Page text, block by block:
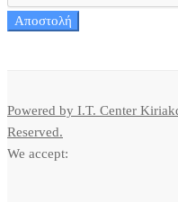
Αποστολή
Powered by I.T. Center
Reserved.
We accept: